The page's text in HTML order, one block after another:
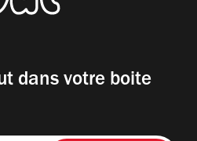
dans votre boite